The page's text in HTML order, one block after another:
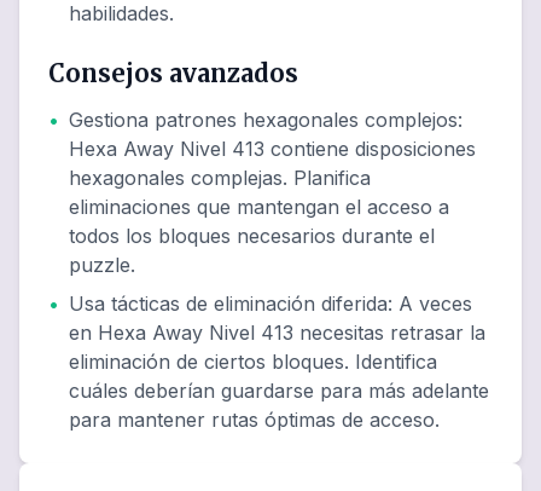
habilidades.
Consejos avanzados
• Gestiona patrones hexagonales complejos:
Hexa Away Nivel 413 contiene disposiciones
hexagonales complejas. Planifica
eliminaciones que mantengan el acceso a
todos los bloques necesarios durante el
puzzle.
• Usa tácticas de eliminación diferida: A veces
en Hexa Away Nivel 413 necesitas retrasar la
eliminación de ciertos bloques. Identifica
cuáles deberían guardarse para más adelante
para mantener rutas óptimas de acceso.